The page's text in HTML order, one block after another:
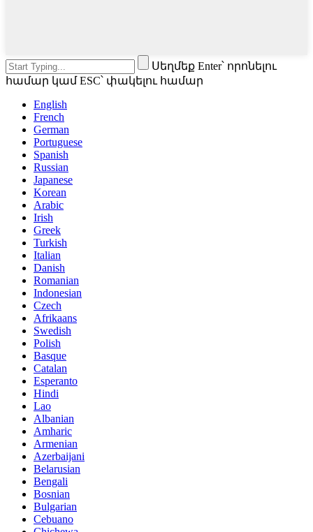
Սեղմեք Enter՝ որոնելու
համար կամ ESC՝ փակելու համար
English
French
German
Portuguese
Spanish
Russian
Japanese
Korean
Arabic
Irish
Greek
Turkish
Italian
Danish
Romanian
Indonesian
Czech
Afrikaans
Swedish
Polish
Basque
Catalan
Esperanto
Hindi
Lao
Albanian
Amharic
Armenian
Azerbaijani
Belarusian
Bengali
Bosnian
Bulgarian
Cebuano